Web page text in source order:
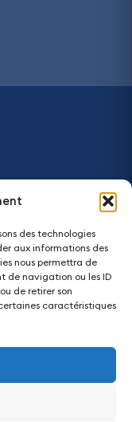
des technologies
aux informations des
nous permettra de
de navigation ou les ID
de retirer son
caractéristiques